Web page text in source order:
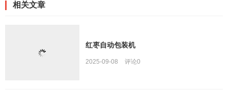
相关文章
红枣自动包装机
2025-09-08 评论0